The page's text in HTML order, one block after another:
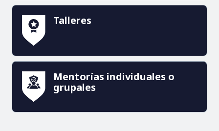
Talleres
Mentorías individuales o
grupales